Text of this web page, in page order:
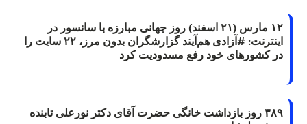
۱۲ مارس (۲۱ اسفند) روز جهانی مبارزه با سانسور در
اینترنت: #آزادی هم‌آیند گزارشگران‌ بدون مرز، ۲۲ سایت را
در کشورهای خود رفع مسدودیت کرد
۳۸۹ روز بازداشت خانگی حضرت آقای دکتر نورعلی تابنده